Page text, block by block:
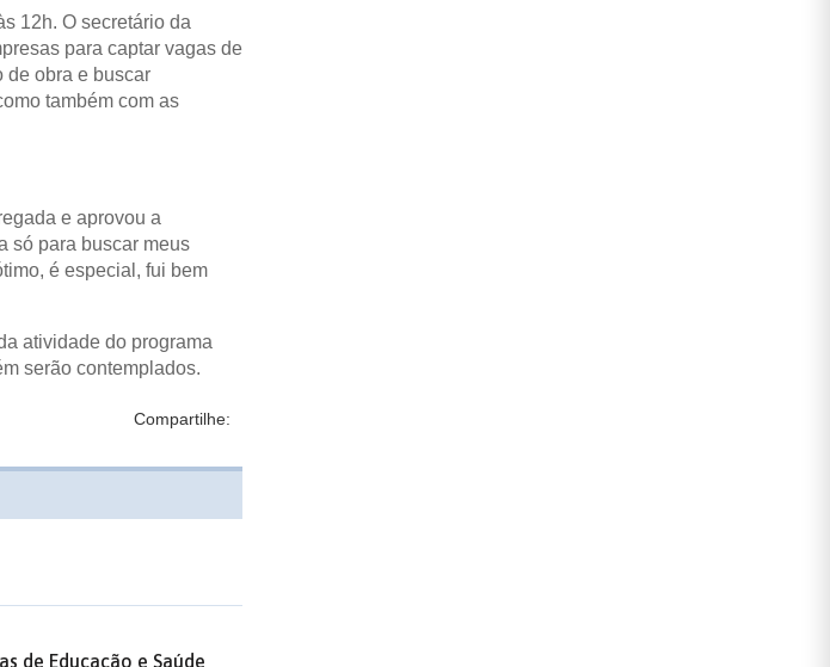
12h. O secretário da
para captar vagas de
de obra e buscar
também com as
e aprovou a
só para buscar meus
é especial, fui bem
atividade do programa
serão contemplados.
Compartilhe:
de Educação e Saúde